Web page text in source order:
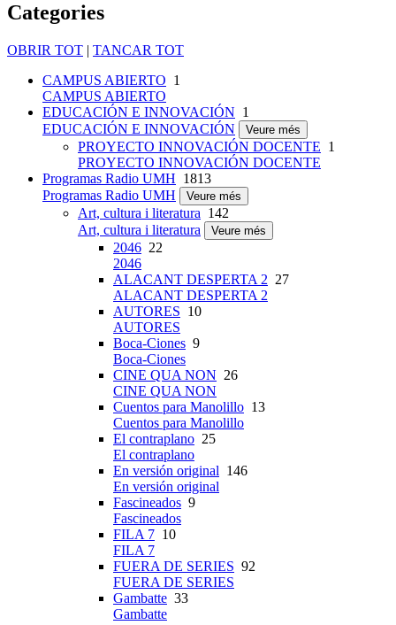
Categories
OBRIR TOT | TANCAR TOT
CAMPUS ABIERTO 1
CAMPUS ABIERTO
EDUCACIÓN E INNOVACIÓN 1
EDUCACIÓN E INNOVACIÓN
Veure més
PROYECTO INNOVACIÓN DOCENTE 1
PROYECTO INNOVACIÓN DOCENTE
Programas Radio UMH 1813
Programas Radio UMH
Veure més
Art, cultura i literatura 142
Art, cultura i literatura
Veure més
2046 22
2046
ALACANT DESPERTA 2 27
ALACANT DESPERTA 2
AUTORES 10
AUTORES
Boca-Ciones 9
Boca-Ciones
CINE QUA NON 26
CINE QUA NON
Cuentos para Manolillo 13
Cuentos para Manolillo
El contraplano 25
El contraplano
En versión original 146
En versión original
Fascineados 9
Fascineados
FILA 7 10
FILA 7
FUERA DE SERIES 92
FUERA DE SERIES
Gambatte 33
Gambatte